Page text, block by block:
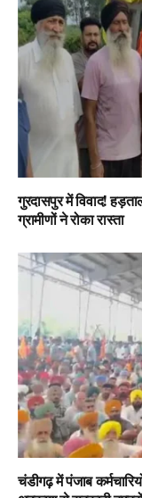
गुरदासपुर में विवाद!
ग्रामीणों ने रोका रास्ता
चंडीगढ़ में पंजाब